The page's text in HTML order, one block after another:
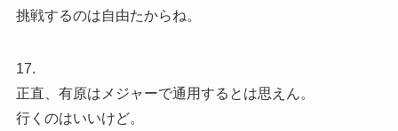
挑戦するのは自由たからね。
17.
正直、有原はメジャーで通用するとは思えん。
行くのはいいけど。